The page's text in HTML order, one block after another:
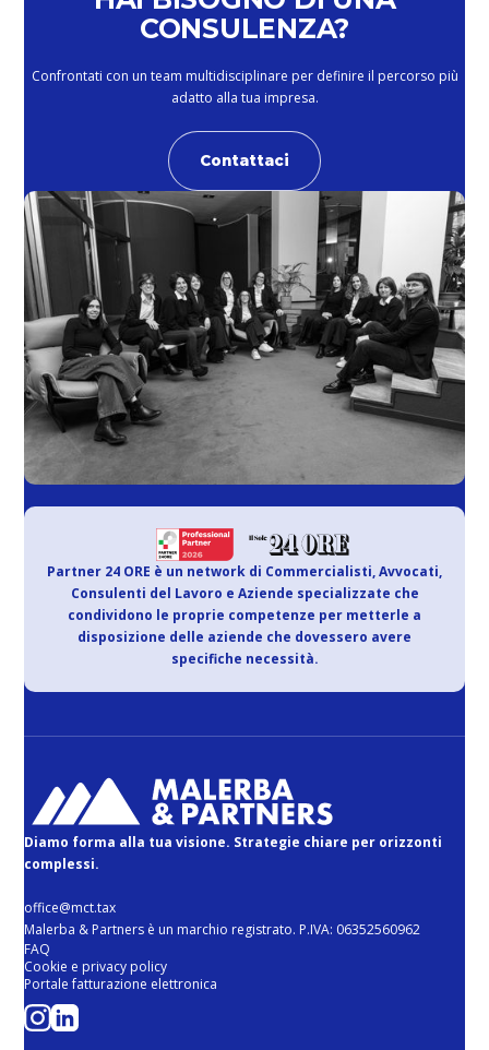
CONSULENZA?
Confrontati con un team multidisciplinare per definire il percorso più
adatto alla tua impresa.
Contattaci
Partner 24 ORE è un network di Commercialisti, Avvocati,
Consulenti del Lavoro e Aziende specializzate che
condividono le proprie competenze per metterle a
disposizione delle aziende che dovessero avere
specifiche necessità.
Diamo forma alla tua visione. Strategie chiare per orizzonti
complessi.
office@mct.tax
Malerba & Partners è un marchio registrato. P.IVA: 06352560962
FAQ
Cookie e privacy policy
Portale fatturazione elettronica